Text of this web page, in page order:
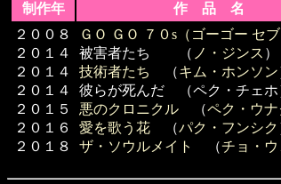
制作年
作 品 名 （
２００８
２０１４
２０１４
２０１４
２０１５
２０１６
２０１８
ＧＯ ＧＯ ７０s（ゴーゴー セブ
被害者たち （ ノ・ジンス ）
技術者たち
（キム・ホンソン
彼らが死んだ （ペク・チェホ
悪のクロニクル （ペク・ウナ
愛を歌う花 （パク・フンシク
ザ・ソウルメイト
（チョ・ウ